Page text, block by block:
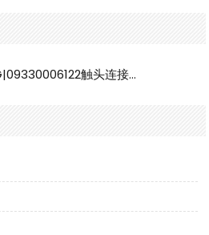
触头连接器-兼容HARTING|09330006122触头连接器替代品说明